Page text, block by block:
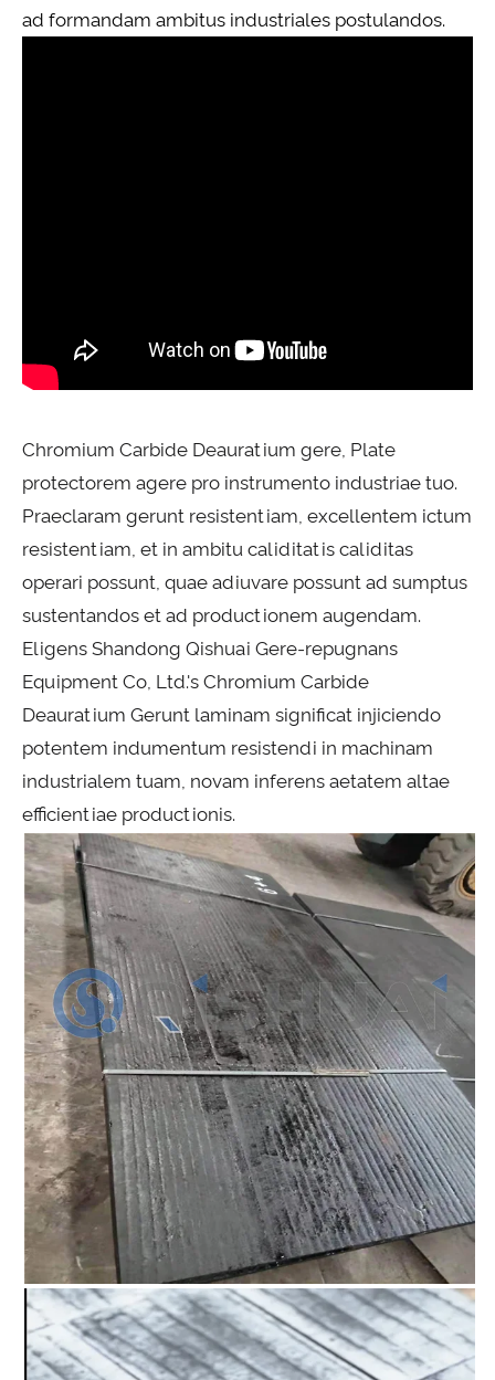
ad formandam ambitus industriales postulandos.
Chromium Carbide Deauratium gere, Plate
protectorem agere pro instrumento industriae tuo.
Praeclaram gerunt resistentiam, excellentem ictum
resistentiam, et in ambitu caliditatis caliditas
operari possunt, quae adiuvare possunt ad sumptus
sustentandos et ad productionem augendam.
Eligens Shandong Qishuai Gere-repugnans
Equipment Co, Ltd.'s Chromium Carbide
Deauratium Gerunt laminam significat injiciendo
potentem indumentum resistendi in machinam
industrialem tuam, novam inferens aetatem altae
efficientiae productionis.